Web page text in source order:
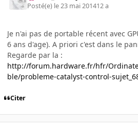
Posté(e) le 23 mai 201412 a
Je n'ai pas de portable récent avec
6 ans d'age). A priori c'est dans le
Regarde par la :
http://forum.hardware.fr/hfr/
ble/probleme-catalyst-control-
Citer